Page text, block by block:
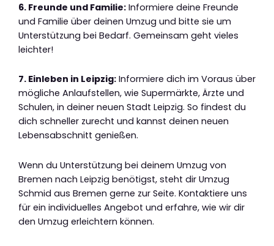
6. Freunde und Familie: Informiere deine Freunde
und Familie über deinen Umzug und bitte sie um
Unterstützung bei Bedarf. Gemeinsam geht vieles
leichter!
7. Einleben in Leipzig: Informiere dich im Voraus über
mögliche Anlaufstellen, wie Supermärkte, Ärzte und
Schulen, in deiner neuen Stadt Leipzig. So findest du
dich schneller zurecht und kannst deinen neuen
Lebensabschnitt genießen.
Wenn du Unterstützung bei deinem Umzug von
Bremen nach Leipzig benötigst, steht dir Umzug
Schmid aus Bremen gerne zur Seite. Kontaktiere uns
für ein individuelles Angebot und erfahre, wie wir dir
den Umzug erleichtern können.